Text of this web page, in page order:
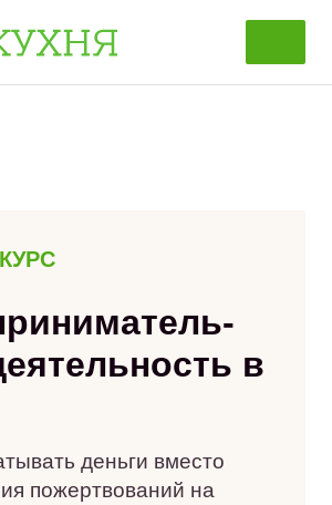
в
деньги вместо
пожертвований на